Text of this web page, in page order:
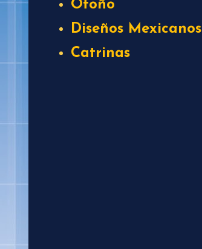
Otoño
Diseños Mexicanos
Catrinas